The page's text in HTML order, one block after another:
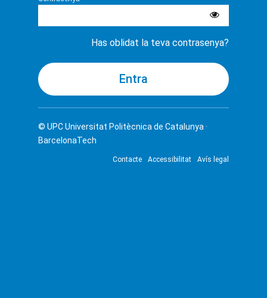
Has oblidat la teva contrasenya?
© UPCUniversitat Politècnica de Catalunya ·
BarcelonaTech
Contacte Accessibilitat Avís legal